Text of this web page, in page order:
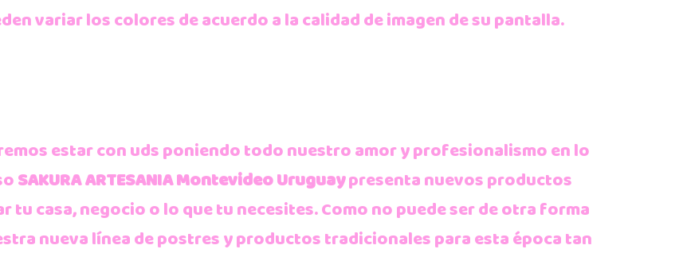
variar los colores de acuerdo a la calidad de imagen de su pantalla.
estar con uds poniendo todo nuestro amor y profesionalismo en lo
SAKURA ARTESANIA Montevideo Uruguaypresenta nuevos productos
tu casa, negocio o lo que tu necesites. Como no puede ser de otra forma
nueva línea de postres y productos tradicionales para esta época tan